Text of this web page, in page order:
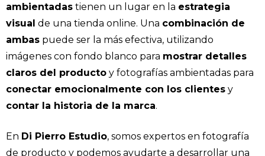
ambientadas tienen un lugar en la estrategia
visual de una tienda online. Una combinación de
ambas puede ser la más efectiva, utilizando
imágenes con fondo blanco para mostrar detalles
claros del producto y fotografías ambientadas para
conectar emocionalmente con los clientes y
contar la historia de la marca.
En Di Pierro Estudio, somos expertos en fotografía
de producto y podemos ayudarte a desarrollar una